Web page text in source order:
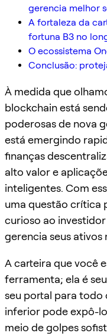
gerencia melhor
A fortaleza da
fortuna B3 no
O ecossistema
Conclusão:
À medida que
blockchain está
poderosas de nova
está emergindo
finanças
alto valor e
inteligentes. Com
uma questão crítica
curioso ao
gerencia seus ativos
A carteira que você
ferramenta; ela é
seu portal para todo
inferior pode expô-
meio de golpes